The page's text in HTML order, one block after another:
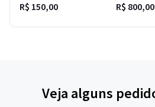
R$ 150,00 R$ 800,00
Veja alguns